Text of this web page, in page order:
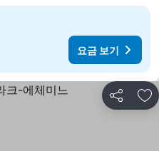
요금 보기
공유 즐